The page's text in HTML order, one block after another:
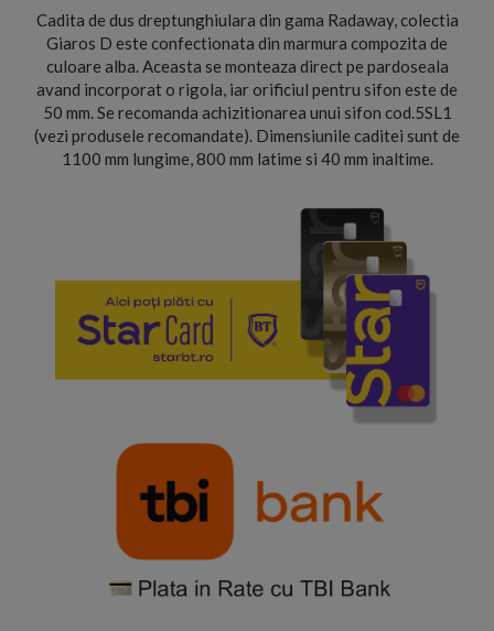
Cadita de dus dreptunghiulara din gama Radaway, colectia
Giaros D este confectionata din marmura compozita de
culoare alba. Aceasta se monteaza direct pe pardoseala
avand incorporat o rigola, iar orificiul pentru sifon este de
50 mm. Se recomanda achizitionarea unui sifon cod.5SL1
(vezi produsele recomandate). Dimensiunile caditei sunt de
1100 mm lungime, 800 mm latime si 40 mm inaltime.